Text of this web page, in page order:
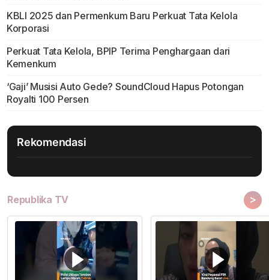
KBLI 2025 dan Permenkum Baru Perkuat Tata Kelola
Korporasi
Perkuat Tata Kelola, BPIP Terima Penghargaan dari
Kemenkum
‘Gaji’ Musisi Auto Gede? SoundCloud Hapus Potongan
Royalti 100 Persen
Rekomendasi
Republika TV >